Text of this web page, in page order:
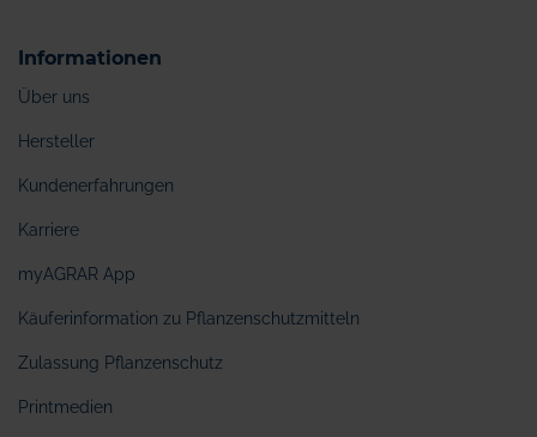
Informationen
Über uns
Hersteller
Kundenerfahrungen
Karriere
myAGRAR App
Käuferinformation zu Pflanzenschutzmitteln
Zulassung Pflanzenschutz
Printmedien